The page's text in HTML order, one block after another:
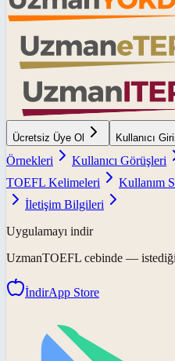
Ücretsiz Üye Ol Kullanıcı
Örnekleri
Kullanıcı Görüşleri
TOEFL Kelimeleri
Kullanım
İletişim Bilgileri
Uygulamayı indir
UzmanTOEFL cebinde —
İndirApp Store